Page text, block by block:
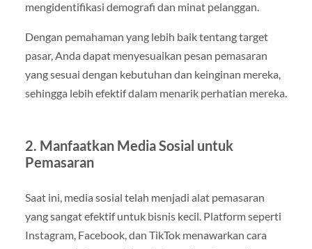
mengidentifikasi demografi dan minat pelanggan.
Dengan pemahaman yang lebih baik tentang target
pasar, Anda dapat menyesuaikan pesan pemasaran
yang sesuai dengan kebutuhan dan keinginan mereka,
sehingga lebih efektif dalam menarik perhatian mereka.
2. Manfaatkan Media Sosial untuk
Pemasaran
Saat ini, media sosial telah menjadi alat pemasaran
yang sangat efektif untuk bisnis kecil. Platform seperti
Instagram, Facebook, dan TikTok menawarkan cara